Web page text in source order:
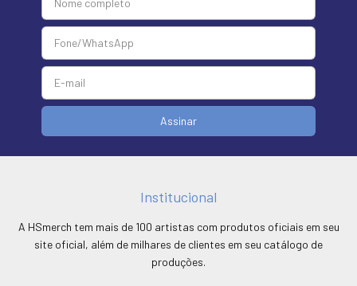
Institucional
A HSmerch tem mais de 100 artistas com produtos oficiais em seu
site oficial, além de milhares de clientes em seu catálogo de
produções.